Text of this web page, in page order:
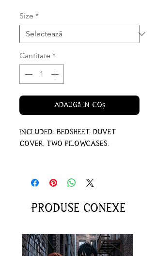
Size *
Cantitate *
Adaugă în coș
Included: bedsheet, duvet
cover, two pilowcases.
Produse conexe